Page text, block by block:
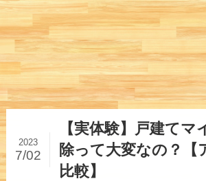
【実体験】戸建てマ
除って大変なの？【
比較】
2023
7/02